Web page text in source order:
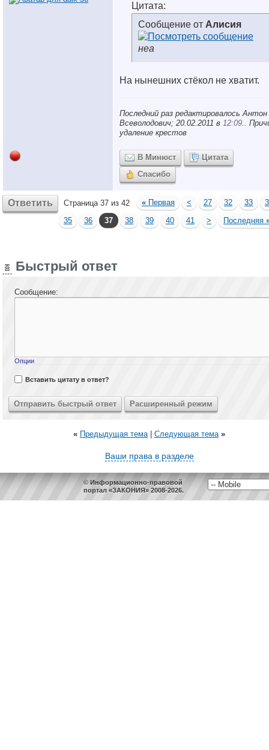
Цитата:
Сообщение от Алисия
неа
На нынешних стёкол не хватит.
Последний раз редактировалось Антон
Всеволодович; 20.02.2011 в 12:09..
удаление крестов
В Минюст
Цитата
Спасибо
Ответить Страница 37 из 42 « Первая < 27 32 33
35
36 37 38 39 40 41 > Последняя
Быстрый ответ
Сообщение:
Опции
Вставить цитату в ответ?
« Предыдущая тема| Следующая тема »
Ваши права в разделе
© Информационно-правовой
портал «ЗАКОНИЯ» 2008-2026.